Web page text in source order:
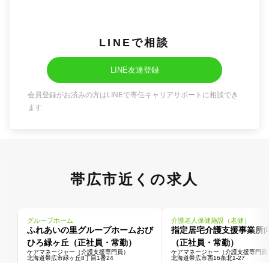
LINEで相談
LINE友達登録
会員登録がお済みの方はLINEで専任キャリアサポートに相談でき
ます
帯広市近くの求人
グループホーム
ふれあいの里グループホームおび
ひろ緑ヶ丘（正社員・常勤）
ケアマネージャー（介護支援専門員）
北海道帯広市緑ヶ丘8丁目1番24
介護老人保健施設（老健）
指定居宅介護支援事業所
（正社員・常勤）
ケアマネージャー（介護支援専門員
北海道帯広市西16条北1-27